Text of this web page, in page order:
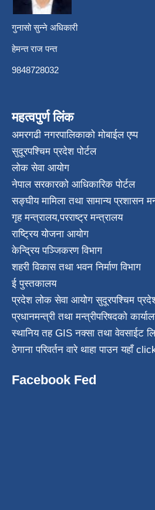
गुनासो सुन्ने अधिकारी
हेमन्त राज पन्त
9848728032
महत्वपुर्ण लिंक
अमरगढी नगरपालिकाको मोबाईल एप्प
सुदूरपश्चिम प्रदेश पोर्टल
लोक सेवा आयोग
नेपाल सरकारको आधिकारिक पोर्टल
सङ्घीय मामिला तथा सामान्य प्रशासन
गृह मन्त्रालय,परराष्ट्र मन्त्रालय
राष्ट्रिय योजना आयोग
केन्द्रिय पञ्जिकरण विभाग
शहरी विकास तथा भवन निर्माण विभाग
ई पुस्तकालय
प्रदेश लोक सेवा आयोग सुदूरपश्चिम
प्रधानमन्त्री तथा मन्त्रीपरिषदको
स्थानिय तह GIS नक्सा तथा वेवसाईट
ठेगाना परिवर्तन वारे थाहा पाउन यहाँ
Facebook Fed